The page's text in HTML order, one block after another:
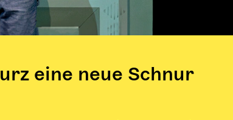
eine neue Schnur